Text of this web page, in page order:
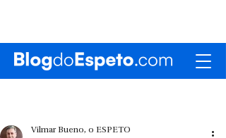
Vilmar Bueno, o ESPETO